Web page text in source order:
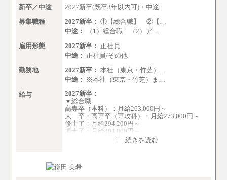
新卒／中途
2027新卒(既卒3年以内可)・中途
募集職種
2027新卒： ①【総合職】 ②【…
中途：
（1）総合職 （2）ア…
雇用形態
2027新卒： 正社員
中途： 正社員/その他
勤務地
2027新卒： 本社（東京・竹芝）…
中途：
※本社（東京・竹芝）ま…
給与
2027新卒：
▼総合職
高専卒（本科）：月給263,000円～
大 卒・高専卒（専攻科）：月給273,000円～
修士了：月給294,200円～
博士了：月給304,800円～
ず個別設定することがあります
+ 続きを読む